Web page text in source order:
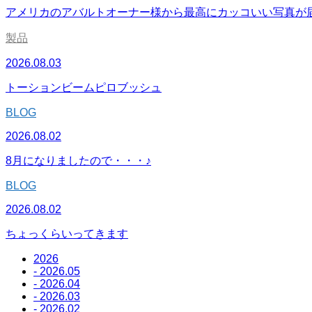
アメリカのアバルトオーナー様から最高にカッコいい写真が
製品
2026.08.03
トーションビームピロブッシュ
BLOG
2026.08.02
8月になりましたので・・・♪
BLOG
2026.08.02
ちょっくらいってきます
2026
- 2026.05
- 2026.04
- 2026.03
- 2026.02